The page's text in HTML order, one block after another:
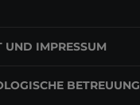
UND IMPRESSUM
BETREUUNG